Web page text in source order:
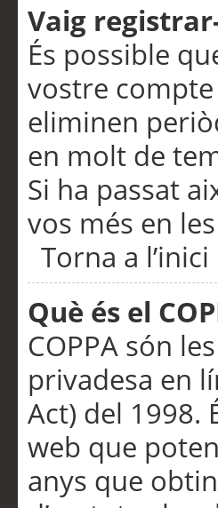
Vaig
És possible
vostre
eliminen
en molt de
Si ha passat
vos més en
Torna a l’inici
Què és el
COPPA són
privadesa en
Act) del 1998.
web que
anys que